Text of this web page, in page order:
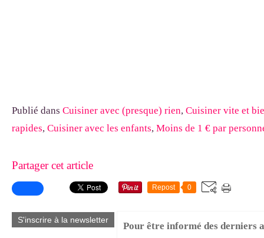
Publié dans Cuisiner avec (presque) rien, Cuisiner vite et
rapides, Cuisiner avec les enfants, Moins de 1 € par
Partager cet article
Repost 0
S'inscrire à la newsletter
Pour être informé des derniers